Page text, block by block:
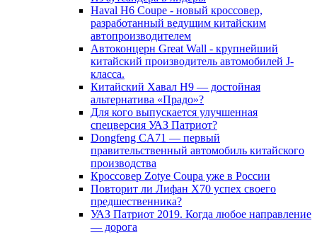
Haval H6 Coupe - новый кроссовер,
разработанный ведущим китайским
автопроизводителем
Автоконцерн Great Wall - крупнейший
китайский производитель автомобилей J-
класса.
Китайский Хавал H9 — достойная
альтернатива «Прадо»?
Для кого выпускается улучшенная
спецверсия УАЗ Патриот?
Dongfeng CA71 — первый
правительственный автомобиль китайского
производства
Кроссовер Zotye Coupa уже в России
Повторит ли Лифан Х70 успех своего
предшественника?
УАЗ Патриот 2019. Когда любое направление
— дорога